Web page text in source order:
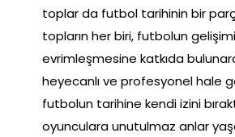
toplar da futbol tarihinin bir
topların her biri, futbolun
evrimleşmesine katkıda
heyecanlı ve profesyonel hale
futbolun tarihine kendi izini
oyunculara unutulmaz anlar